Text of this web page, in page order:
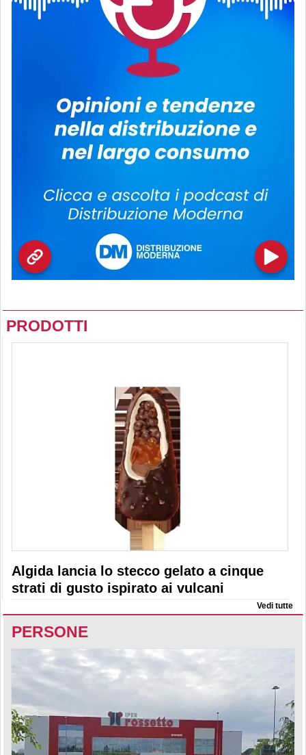
PRODOTTI
Algida lancia lo stecco gelato a cinque
strati di gusto ispirato ai vulcani
Vedi tutte
PERSONE